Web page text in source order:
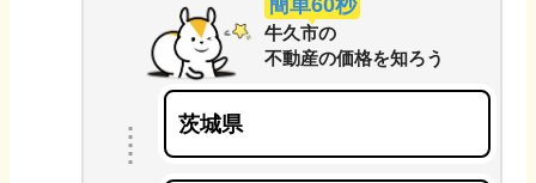
簡単60秒
牛久市の
不動産の価格を知ろう